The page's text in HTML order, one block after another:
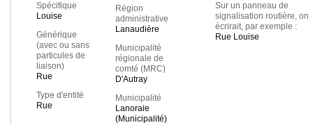
Spécifique
Louise
Générique
(avec ou sans
particules de
liaison)
Rue
Type d'entité
Rue
Région
administrative
Lanaudière
Municipalité
régionale de
comté (MRC)
D'Autray
Municipalité
Lanoraie
(Municipalité)
Sur un panneau de
signalisation routière, on
écrirait, par exemple :
Rue Louise